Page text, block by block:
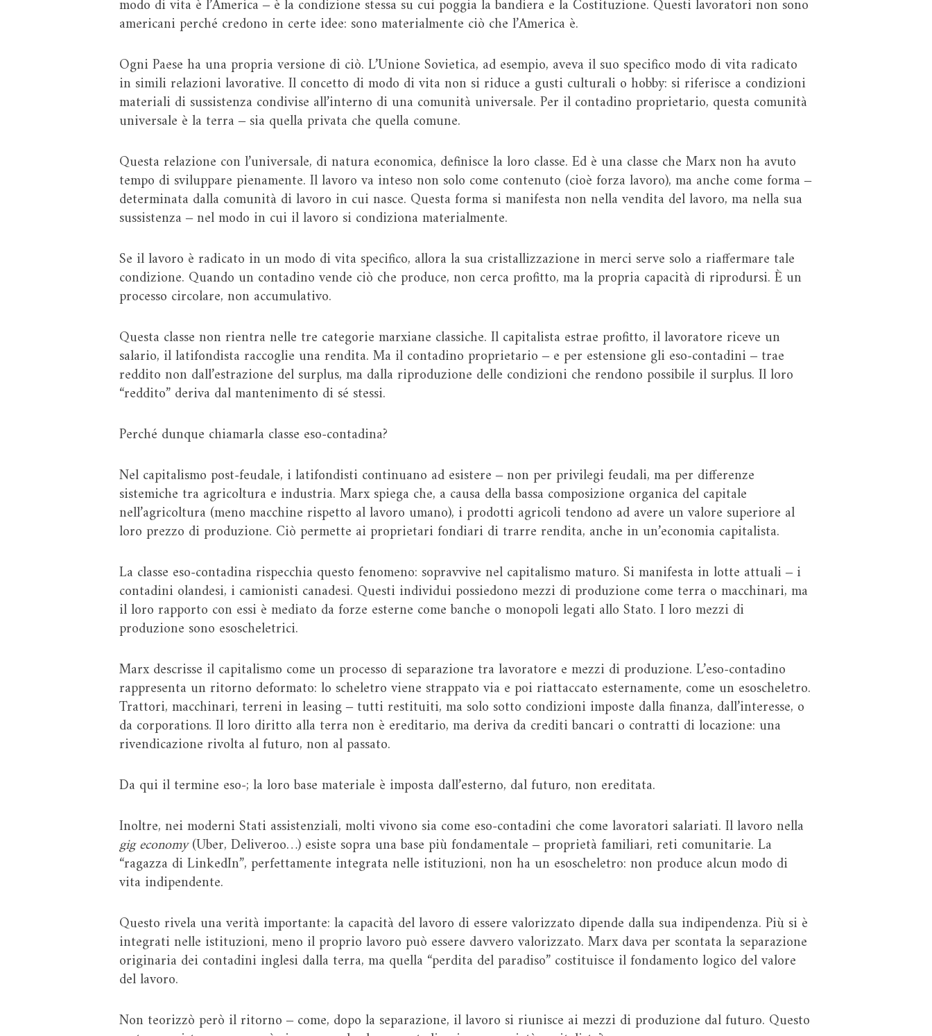
modo di vita è l’America ‒ è la condizione stessa su cui poggia la bandiera e la Costituzione. Questi lavoratori non sono
americani perché credono in certe idee: sono materialmente ciò che l’America è.
Ogni Paese ha una propria versione di ciò. L’Unione Sovietica, ad esempio, aveva il suo specifico modo di vita radicato
in simili relazioni lavorative. Il concetto di modo di vita non si riduce a gusti culturali o hobby: si riferisce a condizioni
materiali di sussistenza condivise all’interno di una comunità universale. Per il contadino proprietario, questa comunità
universale è la terra ‒ sia quella privata che quella comune.
Questa relazione con l’universale, di natura economica, definisce la loro classe. Ed è una classe che Marx non ha avuto
tempo di sviluppare pienamente. Il lavoro va inteso non solo come contenuto (cioè forza lavoro), ma anche come forma ‒
determinata dalla comunità di lavoro in cui nasce. Questa forma si manifesta non nella vendita del lavoro, ma nella sua
sussistenza ‒ nel modo in cui il lavoro si condiziona materialmente.
Se il lavoro è radicato in un modo di vita specifico, allora la sua cristallizzazione in merci serve solo a riaffermare tale
condizione. Quando un contadino vende ciò che produce, non cerca profitto, ma la propria capacità di riprodursi. È un
processo circolare, non accumulativo.
Questa classe non rientra nelle tre categorie marxiane classiche. Il capitalista estrae profitto, il lavoratore riceve un
salario, il latifondista raccoglie una rendita. Ma il contadino proprietario ‒ e per estensione gli eso-contadini ‒ trae
reddito non dall’estrazione del surplus, ma dalla riproduzione delle condizioni che rendono possibile il surplus. Il loro
“reddito” deriva dal mantenimento di sé stessi.
Perché dunque chiamarla classe eso-contadina?
Nel capitalismo post-feudale, i latifondisti continuano ad esistere ‒ non per privilegi feudali, ma per differenze
sistemiche tra agricoltura e industria. Marx spiega che, a causa della bassa composizione organica del capitale
nell’agricoltura (meno macchine rispetto al lavoro umano), i prodotti agricoli tendono ad avere un valore superiore al
loro prezzo di produzione. Ciò permette ai proprietari fondiari di trarre rendita, anche in un’economia capitalista.
La classe eso-contadina rispecchia questo fenomeno: sopravvive nel capitalismo maturo. Si manifesta in lotte attuali ‒ i
contadini olandesi, i camionisti canadesi. Questi individui possiedono mezzi di produzione come terra o macchinari, ma
il loro rapporto con essi è mediato da forze esterne come banche o monopoli legati allo Stato. I loro mezzi di
produzione sono esoscheletrici.
Marx descrisse il capitalismo come un processo di separazione tra lavoratore e mezzi di produzione. L’eso-contadino
rappresenta un ritorno deformato: lo scheletro viene strappato via e poi riattaccato esternamente, come un esoscheletro.
Trattori, macchinari, terreni in leasing ‒ tutti restituiti, ma solo sotto condizioni imposte dalla finanza, dall’interesse, o
da corporations. Il loro diritto alla terra non è ereditario, ma deriva da crediti bancari o contratti di locazione: una
rivendicazione rivolta al futuro, non al passato.
Da qui il termine eso-; la loro base materiale è imposta dall’esterno, dal futuro, non ereditata.
Inoltre, nei moderni Stati assistenziali, molti vivono sia come eso-contadini che come lavoratori salariati. Il lavoro nella
gig economy(Uber, Deliveroo…) esiste sopra una base più fondamentale ‒ proprietà familiari, reti comunitarie. La
“ragazza di LinkedIn”, perfettamente integrata nelle istituzioni, non ha un esoscheletro: non produce alcun modo di
vita indipendente.
Questo rivela una verità importante: la capacità del lavoro di essere valorizzato dipende dalla sua indipendenza. Più si è
integrati nelle istituzioni, meno il proprio lavoro può essere davvero valorizzato. Marx dava per scontata la separazione
originaria dei contadini inglesi dalla terra, ma quella “perdita del paradiso” costituisce il fondamento logico del valore
del lavoro.
Non teorizzò però il ritorno ‒ come, dopo la separazione, il lavoro si riunisce ai mezzi di produzione dal futuro. Questo